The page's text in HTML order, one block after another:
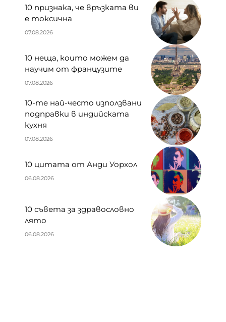
10 признака, че връзката ви
е токсична
07.08.2026
10 неща, които можем да
научим от французите
07.08.2026
10-те най-често използвани
подправки в индийската
кухня
07.08.2026
10 цитата от Анди Уорхол
06.08.2026
10 съвета за здравословно
лято
06.08.2026